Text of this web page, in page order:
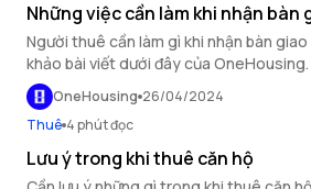
Những việc cần làm khi nhận bàn
Người thuê cần làm gì khi nhận bàn
khảo bài viết dưới đây của OneHousing.
OneHousing 26/04/2024
Thuê 4 phút đọc
Lưu ý trong khi thuê căn hộ